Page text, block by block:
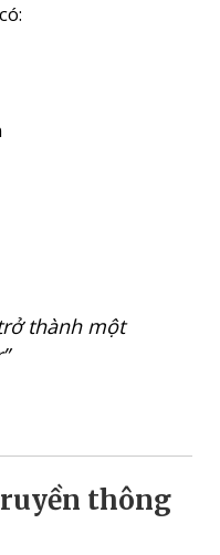
thành một
thông